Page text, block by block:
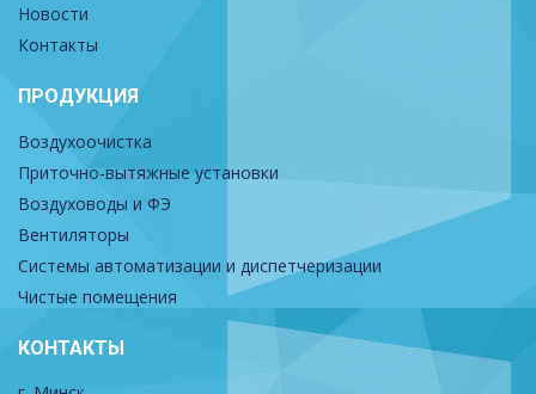
Новости
Контакты
ПРОДУКЦИЯ
Воздухоочистка
Приточно-вытяжные установки
Воздуховоды и ФЭ
Вентиляторы
Системы автоматизации и диспетчеризации
Чистые помещения
КОНТАКТЫ